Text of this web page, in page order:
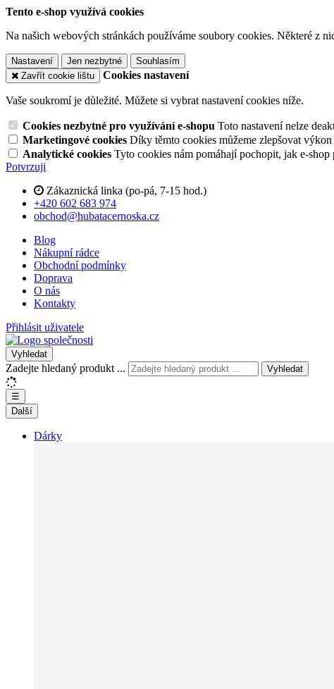
Tento e-shop využívá cookies
Na našich webových stránkách používáme soubory cookies. Některé z
Nastavení Jen nezbytné
Souhlasím
Zavřít cookie lištu
Cookies nastavení
Vaše soukromí je důležité. Můžete si vybrat nastavení cookies níže.
Cookies nezbytné pro využívání e-shopu Toto nastavení nelze
Marketingové cookies Díky těmto cookies můžeme zlepšovat
Analytické cookies Tyto cookies nám pomáhají pochopit, jak e-
Potvrzuji
Zákaznická linka (po-pá, 7-15 hod.)
+420 602 683 974
obchod@hubatacernoska.cz
Blog
Nákupní rádce
Obchodní podmínky
Doprava
O nás
Kontakty
Přihlásit uživatele
Vyhledat
Zadejte hledaný produkt ... Vyhledat
☰
Další
Dárky